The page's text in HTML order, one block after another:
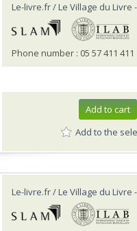
Le-livre.fr / Le Village du Livre
Phone number : 05 57 411 411
Add to cart
Add to the
Le-livre.fr / Le Village du Livre